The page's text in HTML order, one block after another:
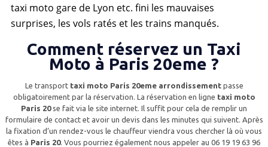
taxi moto gare de Lyon etc. fini les mauvaises
surprises, les vols ratés et les trains manqués.
Comment réservez un Taxi
Moto à Paris 20eme ?
Le transport taxi moto Paris 20eme arrondissementpasse
obligatoirement par la réservation. La réservation en ligne taxi moto
Paris 20se fait via le site internet. Il suffit pour cela de remplir un
formulaire de contact et avoir un devis dans les minutes qui suivent. Après
la fixation d’un rendez-vous le chauffeur viendra vous chercher là où vous
êtes à Paris 20. Vous pourriez également nous appeler au 06 19 19 63 96